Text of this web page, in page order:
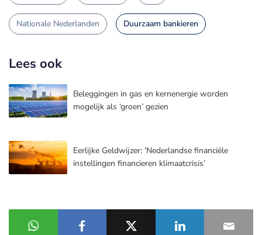
Nationale Nederlanden Duurzaam bankieren
Lees ook
Beleggingen in gas en kernenergie worden
mogelijk als ‘groen’ gezien
Eerlijke Geldwijzer: ‘Nederlandse financiële
instellingen financieren klimaatcrisis’